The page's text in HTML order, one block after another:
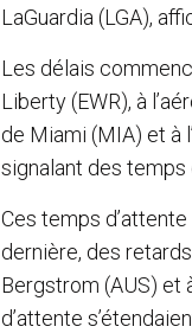
LaGuardia (LGA),
Les délais
Liberty (EWR), à
de Miami (MIA) et à
signalant des temps
Ces temps
dernière, des
Bergstrom (AUS) et
d’attente